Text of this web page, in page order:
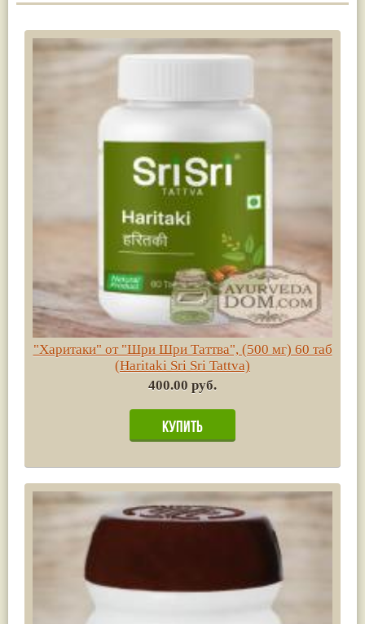
"Харитаки" от "Шри Шри Таттва", (500 мг) 60 таб
(Haritaki Sri Sri Tattva)
400.00 руб.